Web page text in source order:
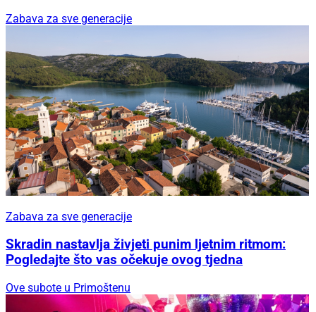
Zabava za sve generacije
Zabava za sve generacije
Skradin nastavlja živjeti punim ljetnim ritmom:
Pogledajte što vas očekuje ovog tjedna
Ove subote u Primoštenu